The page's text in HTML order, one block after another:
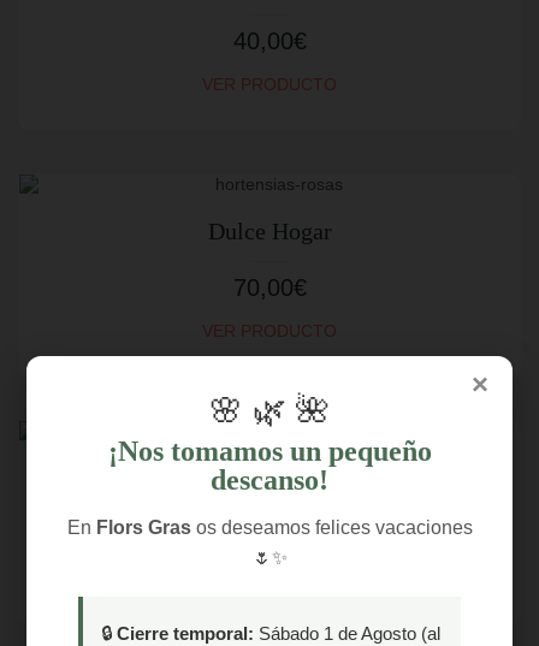
40,00€
VER PRODUCTO
Dulce Hogar
70,00€
VER PRODUCTO
Encanto
39,90€
×
🌸 🌿 🌺
¡Nos tomamos un pequeño
descanso!
En Flors Grasos deseamos felices vacaciones
🌷✨
🔒Cierre temporal: Sábado 1 de Agosto (al